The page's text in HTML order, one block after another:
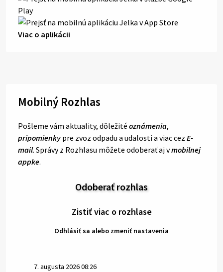
Viac o aplikácii
Mobilný Rozhlas
Pošleme vám aktuality, dôležité oznámenia,
pripomienky pre zvoz odpadu a udalosti a viac cez E-
mail. Správy z Rozhlasu môžete odoberať aj vmobilnej
appke.
Odoberať rozhlas
Zistiť viac o rozhlase
Odhlásiť sa alebo zmeniť nastavenia
7. augusta 2026 08:26